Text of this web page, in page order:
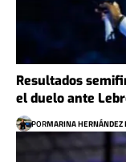
Resultados
el duelo ante
PORMARINA HERNÁNDEZ